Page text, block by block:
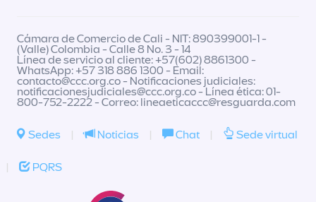
Cámara de Comercio de Cali - NIT: 890399001-1 -
(Valle) Colombia - Calle 8 No. 3 - 14
Línea de servicio al cliente: +57(602) 8861300 -
WhatsApp: +57 318 886 1300 - Email:
contacto@ccc.org.co- Notificaciones judiciales:
notificacionesjudiciales@ccc.org.co- Línea ética: 01-
800-752-2222 - Correo: lineaeticaccc@resguarda.com
Sedes | Noticias | Chat | Sede virtual
| PQRS